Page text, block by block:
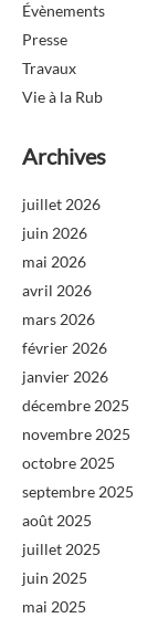
Évènements
Presse
Travaux
Vie à la Rub
Archives
juillet 2026
juin 2026
mai 2026
avril 2026
mars 2026
février 2026
janvier 2026
décembre 2025
novembre 2025
octobre 2025
septembre 2025
août 2025
juillet 2025
juin 2025
mai 2025